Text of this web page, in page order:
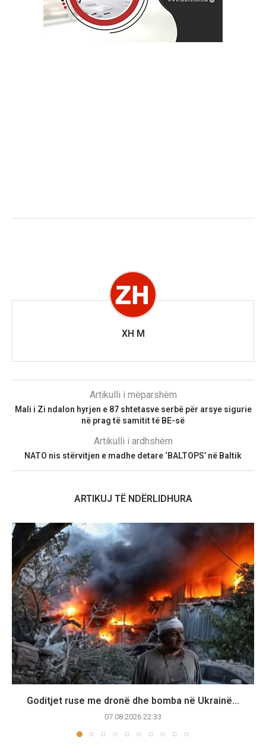
XH M
Artikulli i mëparshëm
Mali i Zi ndalon hyrjen e 87 shtetasve serbë për arsye sigurie
në prag të samitit të BE-së
Artikulli i ardhshëm
NATO nis stërvitjen e madhe detare ‘BALTOPS’ në Baltik
ARTIKUJ TË NDËRLIDHURA
Goditjet ruse me dronë dhe bomba në Ukrainë...
07.08.2026 22:33